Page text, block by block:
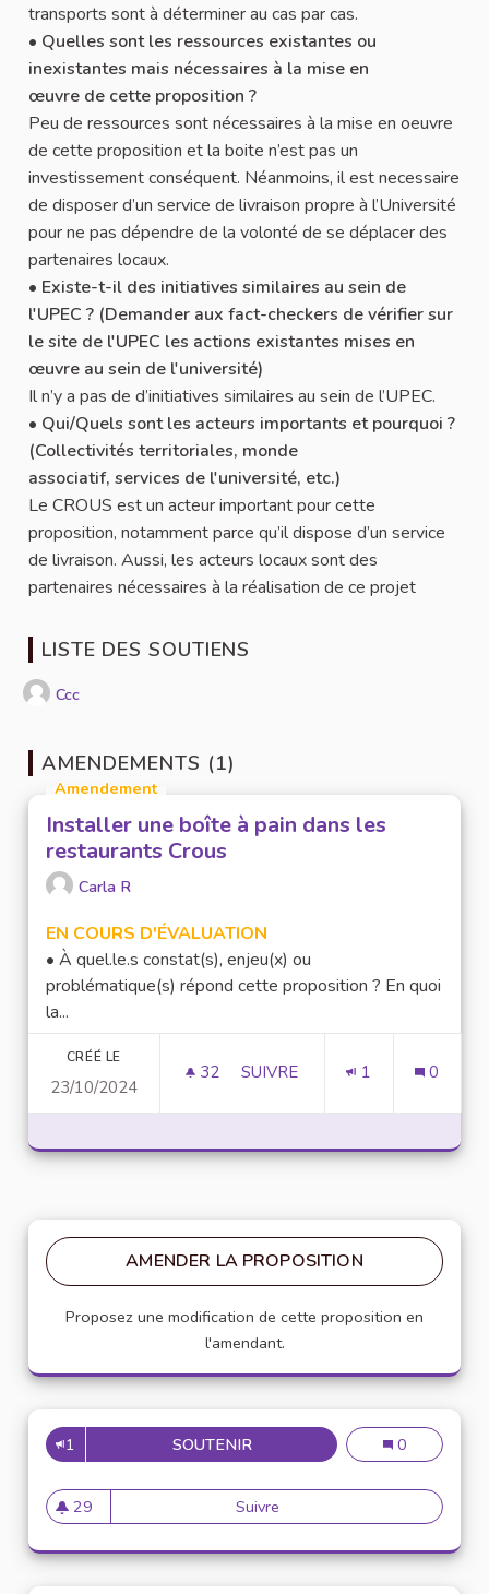
transports sont à déterminer au cas par cas.
• Quelles sont les ressources existantes ou
inexistantes mais nécessaires à la mise en
œuvre de cette proposition ?
Peu de ressources sont nécessaires à la mise en oeuvre
de cette proposition et la boite n’est pas un
investissement conséquent. Néanmoins, il est necessaire
de disposer d’un service de livraison propre à l’Université
pour ne pas dépendre de la volonté de se déplacer des
partenaires locaux.
• Existe-t-il des initiatives similaires au sein de
l'UPEC ? (Demander aux fact-checkers de vérifier sur
le site de l'UPEC les actions existantes mises en
œuvre au sein de l'université)
Il n’y a pas de d’initiatives similaires au sein de l’UPEC.
• Qui/Quels sont les acteurs importants et pourquoi ?
(Collectivités territoriales, monde
associatif, services de l'université, etc.)
Le CROUS est un acteur important pour cette
proposition, notamment parce qu’il dispose d’un service
de livraison. Aussi, les acteurs locaux sont des
partenaires nécessaires à la réalisation de ce projet
LISTE DES SOUTIENS
Ccc
AMENDEMENTS (1)
Amendement
Installer une boîte à pain dans les
restaurants Crous
Carla R
EN COURS D'ÉVALUATION
• À quel.le.s constat(s), enjeu(x) ou
problématique(s) répond cette proposition ? En quoi
la...
CRÉÉ LE
23/10/2024
32 32 ABONNÉS
SUIVRE 1 0
AMENDER LA PROPOSITION
Proposez une modification de cette proposition en
l'amendant.
1 SOUTENIRLA BOÎTE À PAIN La boîte à pain
0
29
29 abonnés
Suivre